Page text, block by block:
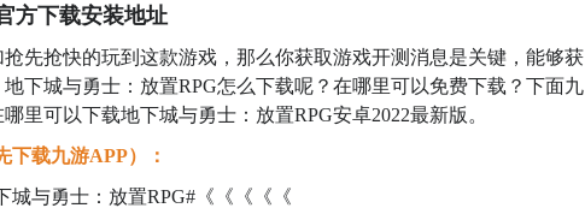
方下载安装地址
先抢快的玩到这款游戏，那么你获取游戏开测消息是关键，能够获
下城与勇士：放置RPG怎么下载呢？在哪里可以免费下载？下面九
里可以下载地下城与勇士：放置RPG安卓2022最新版。
下载九游APP）：
城与勇士：放置RPG#《《《《《